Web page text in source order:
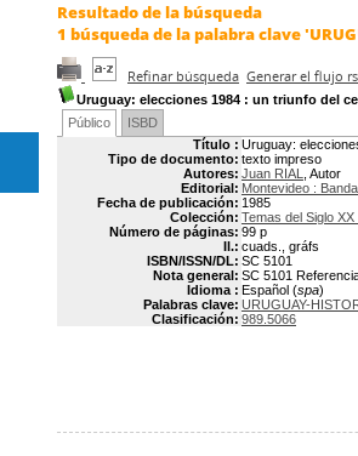
Resultado de la búsqueda
1 búsqueda de la palabra clave
Refinar búsqueda Generar el flujo
Uruguay: elecciones 1984 : un triunfo del
Público
ISBD
Título : Uruguay:
Tipo de documento: texto impreso
Autores: Juan RIAL
, Autor
Editorial: Montevideo :
Fecha de publicación: 1985
Colección: Temas del Siglo
Número de páginas: 99 p
Il.: cuads., gráfs
ISBN/ISSN/DL: SC 5101
Nota general: SC 5101
Idioma : Español (spa)
Palabras clave: URUGUAY-
Clasificación: 989.5066